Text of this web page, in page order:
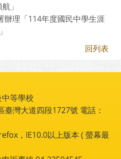
」
辦理「114年度國民中學生涯
回列表
等學校
灣大道四段1727號 電話：
，IE10.0以上版本 ( 螢幕最